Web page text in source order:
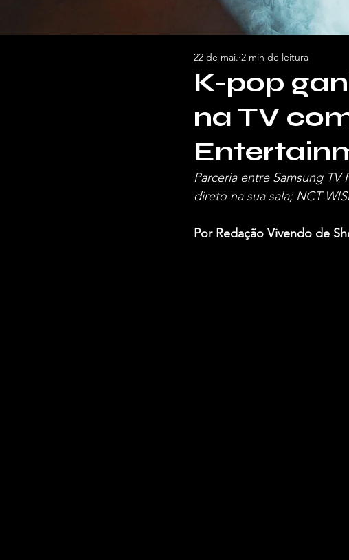
K-pop
na TV
22 de mai. 2 min de leitura
Parceria entre Samsung
direto na sua sala; NCT
Por Redação Vivendo de